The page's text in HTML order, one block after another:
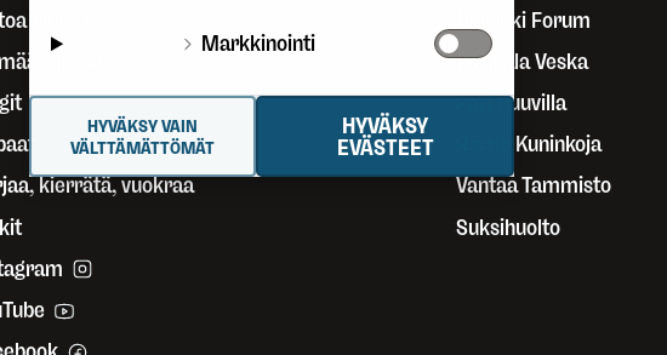
klubista
Ulkona -metsä
kierrätä, vuokraa
Helsinki Forum
Pirkkala Veska
Pori Puuvilla
Raisio Kuninkoja
Vantaa Tammisto
Suksihuolto
Markkinointi
HYVÄKSY
EVÄSTEET
HYVÄKSY VAIN
VÄLTTÄMÄTTÖMÄT